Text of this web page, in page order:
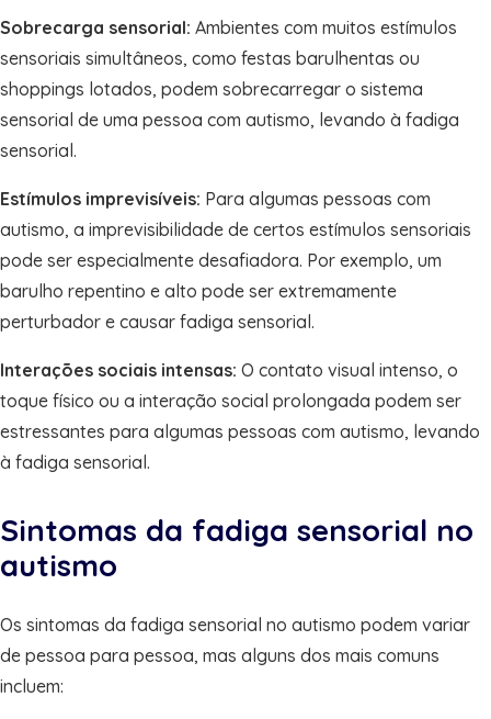
Sobrecarga sensorial: Ambientes com muitos estímulos
sensoriais simultâneos, como festas barulhentas ou
shoppings lotados, podem sobrecarregar o sistema
sensorial de uma pessoa com autismo, levando à fadiga
sensorial.
Estímulos imprevisíveis: Para algumas pessoas com
autismo, a imprevisibilidade de certos estímulos sensoriais
pode ser especialmente desafiadora. Por exemplo, um
barulho repentino e alto pode ser extremamente
perturbador e causar fadiga sensorial.
Interações sociais intensas: O contato visual intenso, o
toque físico ou a interação social prolongada podem ser
estressantes para algumas pessoas com autismo, levando
à fadiga sensorial.
Sintomas da fadiga sensorial no
autismo
Os sintomas da fadiga sensorial no autismo podem variar
de pessoa para pessoa, mas alguns dos mais comuns
incluem: